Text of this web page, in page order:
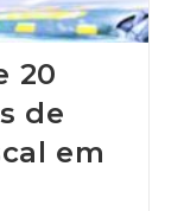
20
de
em